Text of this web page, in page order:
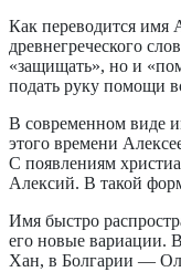
Как переводится имя
древнегреческого
«защищать», но и
подать руку помощи
В современном виде
этого времени
С появлениям
Алексий. В такой
Имя быстро
его новые
Хан, в Болгарии —